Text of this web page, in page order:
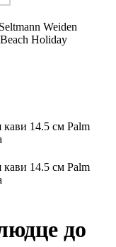
Seltmann Weiden
Holiday
до